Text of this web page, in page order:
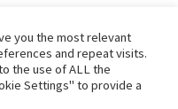
you the most relevant
and repeat visits.
the use of ALL the
Settings" to provide a